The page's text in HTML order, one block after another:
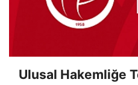
Ulusal Hakemliğe